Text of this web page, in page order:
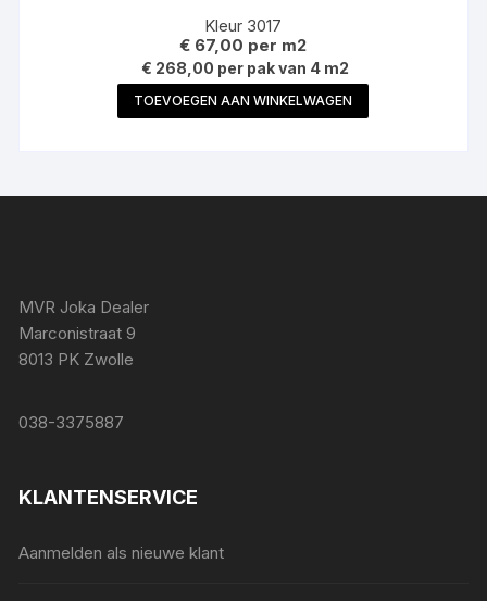
Kleur 3017
€ 67,00 per m2
€ 268,00 per pak van 4 m2
TOEVOEGEN AAN WINKELWAGEN
MVR Joka Dealer
Marconistraat 9
8013 PK Zwolle
038-3375887
KLANTENSERVICE
Aanmelden als nieuwe klant